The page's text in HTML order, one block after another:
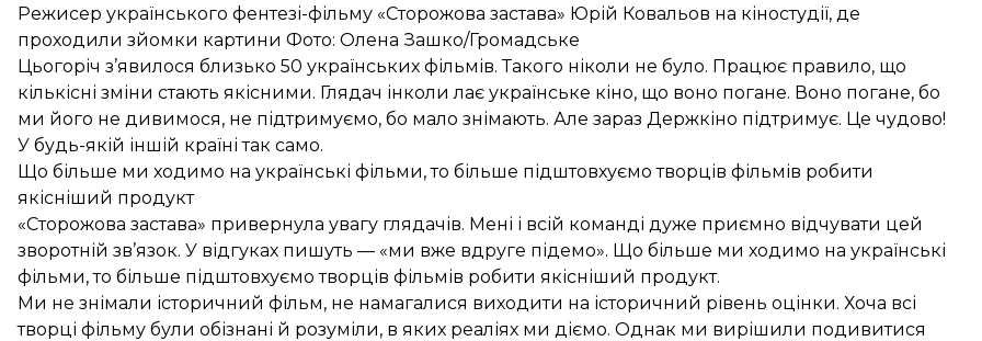
Режисер українського фентезі-фільму «Сторожова застава» Юрій Ковальов на кіностудії, де
проходили зйомки картини Фото: Олена Зашко/Громадське
Цьогоріч з’явилося близько 50 українських фільмів. Такого ніколи не було. Працює правило, що
кількісні зміни стають якісними. Глядач інколи лає українське кіно, що воно погане. Воно погане, бо
ми його не дивимося, не підтримуємо, бо мало знімають. Але зараз Держкіно підтримує. Це чудово!
У будь-якій іншій країні так само.
Що більше ми ходимо на українські фільми, то більше підштовхуємо творців фільмів робити
якісніший продукт
«Сторожова застава» привернула увагу глядачів. Мені і всій команді дуже приємно відчувати цей
зворотній зв’язок. У відгуках пишуть — «ми вже вдруге підемо». Що більше ми ходимо на українські
фільми, то більше підштовхуємо творців фільмів робити якісніший продукт.
Ми не знімали історичний фільм, не намагалися виходити на історичний рівень оцінки. Хоча всі
творці фільму були обізнані й розуміли, в яких реаліях ми діємо. Однак ми вирішили подивитися